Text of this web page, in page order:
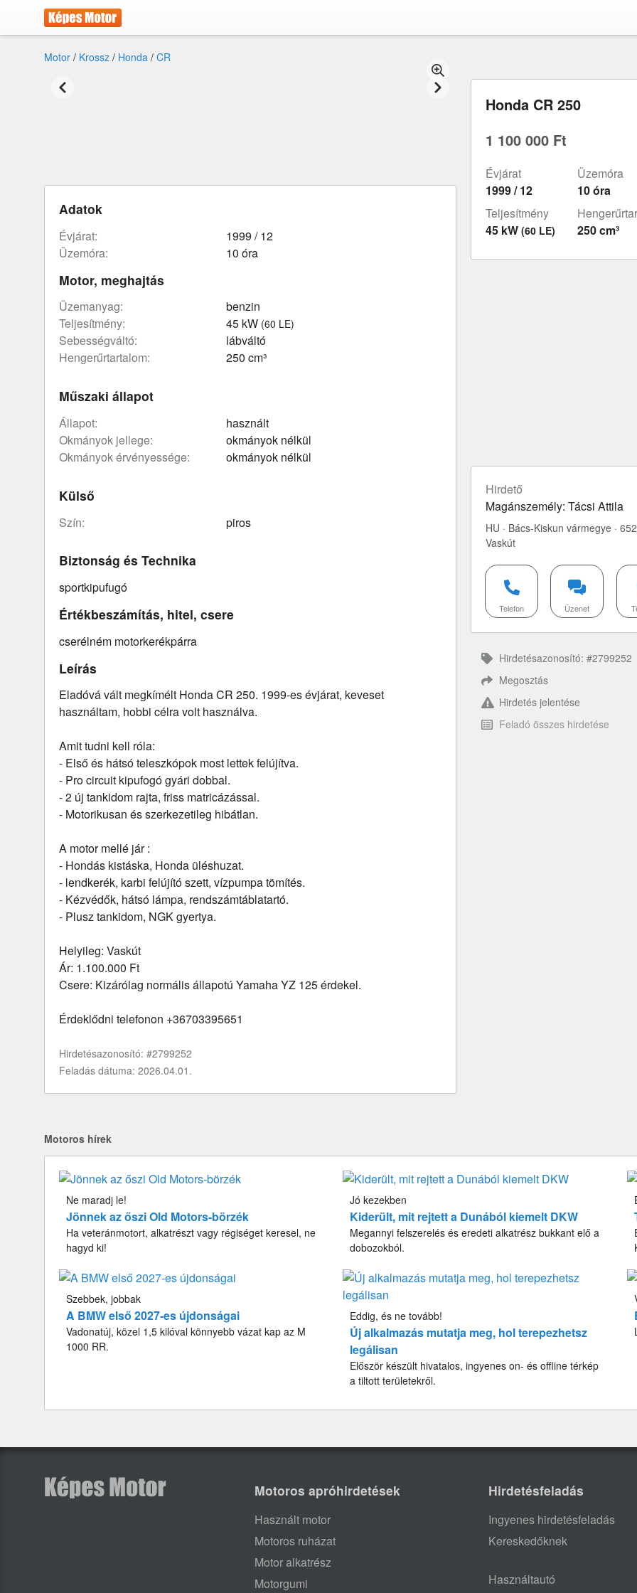
Motor / Krossz / Honda / CR
Honda CR 250
1 100 000 Ft
Évjárat
1999 / 12
Üzemóra
10 óra
Teljesítmény
45 kW (60 LE)
250 cm³
Hirdető
Magánszemély: Tácsi Attila
HU · Bács-Kiskun vármegye ·
Vaskút
Telefon Üzenet
Hirdetésazonosító: #2799252
Megosztás
Hirdetés jelentése
Feladó összes hirdetése
Adatok
évjárat:
1999 / 12
üzemóra:
10 óra
Motor, meghajtás
üzemanyag:
benzin
teljesítmény:
45 kW (60 LE)
sebességváltó:
lábváltó
hengerűrtartalom:
250 cm³
Műszaki állapot
állapot:
használt
okmányok jellege:
okmányok nélkül
okmányok érvényessége:
okmányok nélkül
Külső
szín: piros
Biztonság és Technika
sportkipufugó
Értékbeszámítás, hitel, csere
cserélném motorkerékpárra
Leírás
Eladóvá vált megkímélt Honda CR 250. 1999-es évjárat, keveset
használtam, hobbi célra volt használva.
Amit tudni kell róla:
- Első és hátsó teleszkópok most lettek felújítva.
- Pro circuit kipufogó gyári dobbal.
- 2 új tankidom rajta, friss matricázással.
- Motorikusan és szerkezetileg hibátlan.
A motor mellé jár :
- Hondás kistáska, Honda üléshuzat.
- lendkerék, karbi felújító szett, vízpumpa tömítés.
- Kézvédők, hátsó lámpa, rendszámtáblatartó.
- Plusz tankidom, NGK gyertya.
Helyileg: Vaskút
Ár: 1.100.000 Ft
Csere: Kizárólag normális állapotú Yamaha YZ 125 érdekel.
Érdeklődni telefonon +36703395651
Hirdetésazonosító: #2799252
Feladás dátuma: 2026.04.01.
Motoros hírek
Ne maradj le!
Jönnek az őszi Old Motors-börzék
Ha veteránmotort, alkatrészt vagy régiséget keresel, ne
hagyd ki!
Jó kezekben
Kiderült, mit rejtett a Dunából kiemelt DKW
Megannyi felszerelés és eredeti alkatrész bukkant elő a
dobozokból.
Szebbek, jobbak
A BMW első 2027-es újdonságai
Vadonatúj, közel 1,5 kilóval könnyebb vázat kap az M
1000 RR.
Eddig, és ne tovább!
Új alkalmazás mutatja meg, hol terepezhetsz
legálisan
Először készült hivatalos, ingyenes on- és offline térkép
a tiltott területekről.
Motoros apróhirdetések
Használt motor
Motoros ruházat
Motor alkatrész
Motorgumi
Hirdetésfeladás
Ingyenes hirdetésfeladás
Kereskedőknek
Használtautó